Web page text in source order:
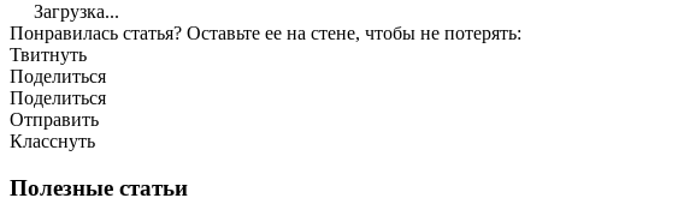
Загрузка...
Понравилась статья? Оставьте ее на стене, чтобы не потерять:
Твитнуть
Поделиться
Поделиться
Отправить
Класснуть
Полезные статьи